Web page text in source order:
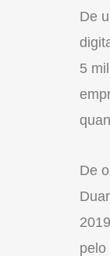
De
5
De
pelo